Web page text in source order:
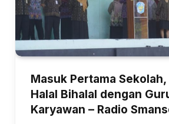
Masuk Pertama Sekolah,
Halal Bihalal dengan
Karyawan – Radio